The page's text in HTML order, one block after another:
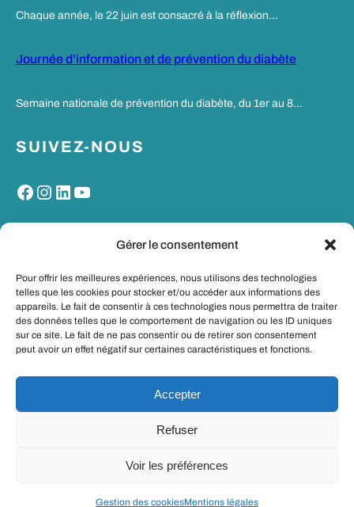
Gérer le consentement
Pour offrir les meilleures expériences, nous utilisons des technologies
telles que les cookies pour stocker et/ou accéder aux informations des
appareils. Le fait de consentir à ces technologies nous permettra de traiter
des données telles que le comportement de navigation ou les ID uniques
sur ce site. Le fait de ne pas consentir ou de retirer son consentement
peut avoir un effet négatif sur certaines caractéristiques et fonctions.
Accepter
Refuser
Voir les préférences
Gestion des cookiesMentions légales
Chaque année, le 22 juin est consacré à la réflexion…
Journée d’information et de prévention du diabète
Semaine nationale de prévention du diabète, du 1er au 8…
SUIVEZ-NOUS
Facebook Instagram LinkedIn YouTube
MON PORTAIL SANTE
© Copyright 2025-2026 – CHR Metz-